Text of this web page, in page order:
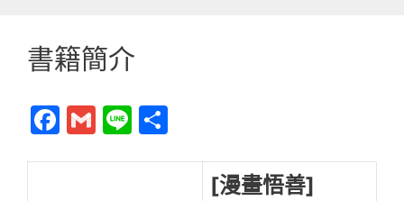
書籍簡介
F
G
Li
[漫畫悟善]